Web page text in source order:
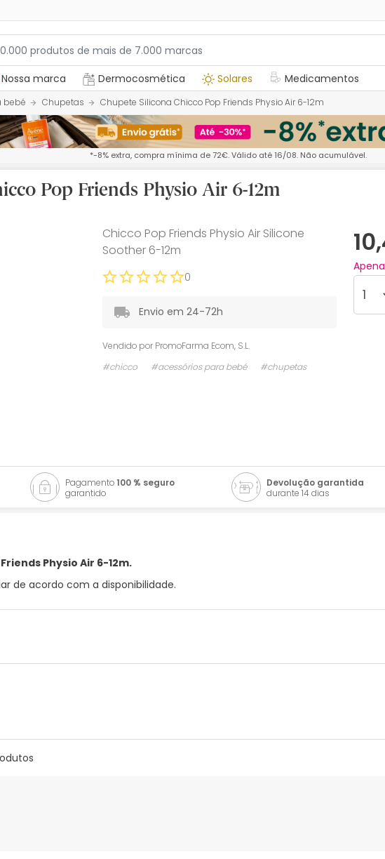
Nossa marca Dermocosmética Solares Medicamentos
bebé Chupetas Chupete Silicona Chicco Pop Friends Physio Air 6-12m
*-8% extra, compra mínima de 72€. Válido até 16/08. Não acumulável.
Pop Friends Physio Air 6-12m
Chicco Pop Friends Physio Air Silicone
Soother 6-12m
0
Envio em 24-72h
Vendido por PromoFarma Ecom, S.L.
#chicco
#acessórios para bebé #chupetas
Pagamento100 % seguro
garantido
Devolução garantida
durante 14 dias
Physio Air 6-12m.
de acordo com a disponibilidade.
de segurança para este produto, mas estamos a trabalhar nisso.